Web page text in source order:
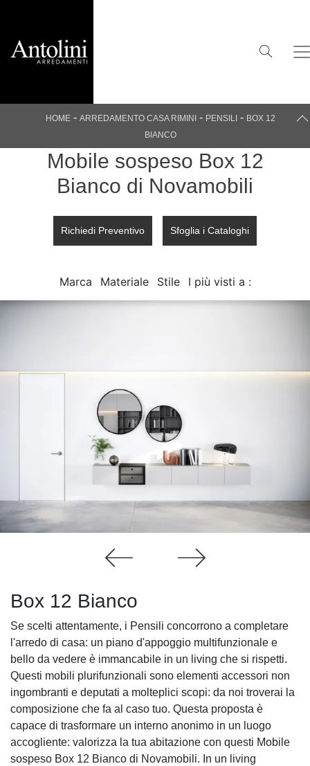
HOME- ARREDAMENTO CASA RIMINI - PENSILI - BOX 12
BIANCO
Mobile sospeso Box 12
Bianco di Novamobili
Richiedi Preventivo Sfoglia i Cataloghi
Marca Materiale Stile I più visti a :
Box 12 Bianco
Se scelti attentamente, i Pensili concorrono a completare
l'arredo di casa: un piano d'appoggio multifunzionale e
bello da vedere è immancabile in un living che si rispetti.
Questi mobili plurifunzionali sono elementi accessori non
ingombranti e deputati a molteplici scopi: da noi troverai la
composizione che fa al caso tuo. Questa proposta è
capace di trasformare un interno anonimo in un luogo
accogliente: valorizza la tua abitazione con questi Mobile
sospeso Box 12 Bianco di Novamobili. In un living